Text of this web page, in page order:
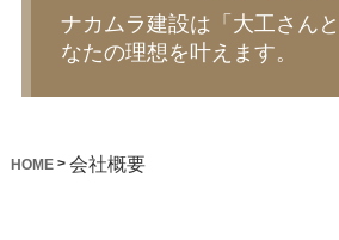
ナカムラ建設は「大工さん
なたの理想を叶えます。
HOME> 会社概要